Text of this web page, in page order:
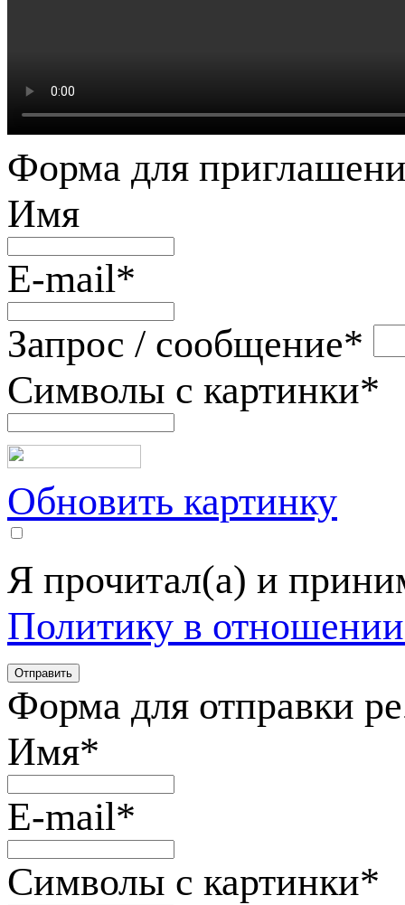
Форма для
Имя
E-mail*
Запрос / сообщение*
Символы с картинки*
Обновить картинку
Я прочитал(а) и
Политику в
Форма для отправки
Имя*
E-mail*
Символы с картинки*